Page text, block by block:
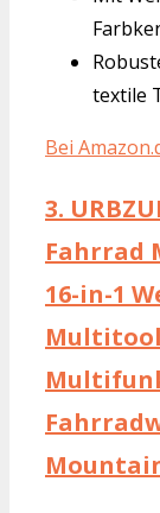
textile
Bei
3.
Fahrrad
16-in-1